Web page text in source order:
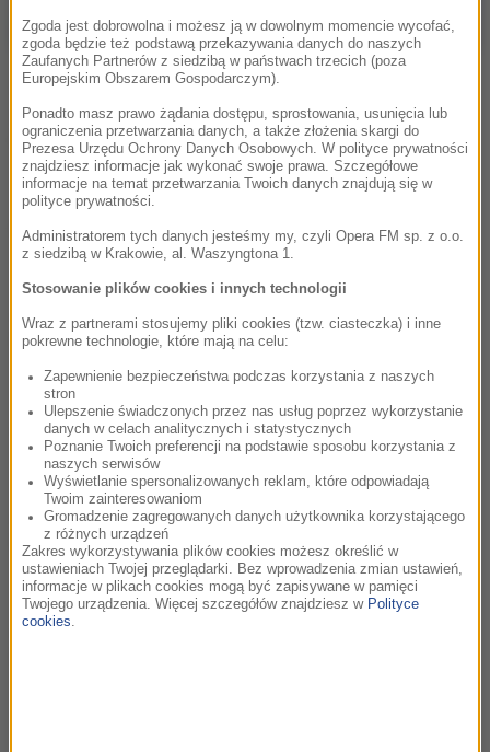
W naszych transmisjach live na Instagramie RMF Classic nie
zabraknie rozmów z gośćmi festiwalu, twórcami muzyki
filmowej i festiwalową publicznością.
Bądźcie z nami:
• 13.05, start godz. 18:30 – Gala Nagród FMF: „Duduś”
Matuszkiewicz | Kuźniak | Mancini
• 14.05, start godz. 18:30 – Magia Jamesa Newtona Howarda
• 16.05, start godz. 18:30 – Międzynarodowa Gala Seriali
FMF
• 17.05, start godz. 16:00 – Harry Potter i Kamień
Zgoda jest dobrowolna i możesz ją w dowolnym momencie wycofać,
zgoda będzie też podstawą przekazywania danych do naszych
Zaufanych Partnerów z siedzibą w państwach trzecich (poza
Europejskim Obszarem Gospodarczym).
Ponadto masz prawo żądania dostępu, sprostowania, usunięcia lub
ograniczenia przetwarzania danych, a także złożenia skargi do
Prezesa Urzędu Ochrony Danych Osobowych. W polityce prywatności
znajdziesz informacje jak wykonać swoje prawa. Szczegółowe
informacje na temat przetwarzania Twoich danych znajdują się w
polityce prywatności.
Administratorem tych danych jesteśmy my, czyli Opera FM sp. z o.o.
z siedzibą w Krakowie, al. Waszyngtona 1.
Stosowanie plików cookies i innych technologii
Wraz z partnerami stosujemy pliki cookies (tzw. ciasteczka) i inne
pokrewne technologie, które mają na celu:
Zapewnienie bezpieczeństwa podczas korzystania z naszych
stron
Ulepszenie świadczonych przez nas usług poprzez wykorzystanie
danych w celach analitycznych i statystycznych
Poznanie Twoich preferencji na podstawie sposobu korzystania z
naszych serwisów
Wyświetlanie spersonalizowanych reklam, które odpowiadają
Twoim zainteresowaniom
Gromadzenie zagregowanych danych użytkownika korzystającego
z różnych urządzeń
Zakres wykorzystywania plików cookies możesz określić w
ustawieniach Twojej przeglądarki. Bez wprowadzenia zmian ustawień,
informacje w plikach cookies mogą być zapisywane w pamięci
Twojego urządzenia. Więcej szczegółów znajdziesz w Polityce
cookies